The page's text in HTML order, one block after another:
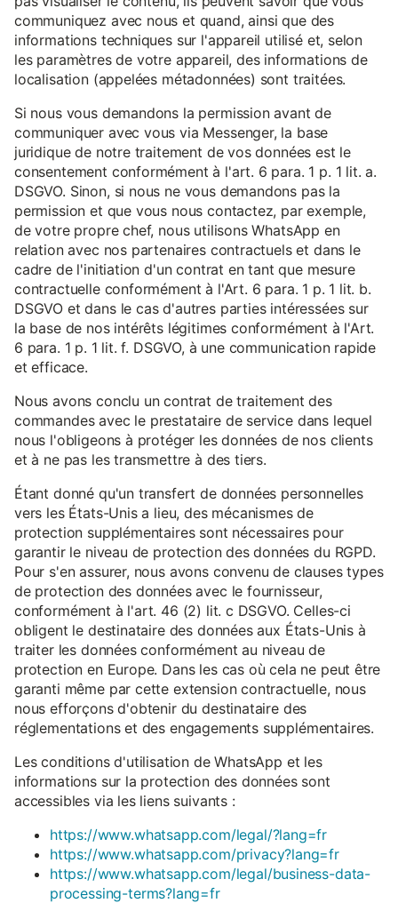
communiquez avec nous et quand, ainsi que des
informations techniques sur l'appareil utilisé et, selon
les paramètres de votre appareil, des informations de
localisation (appelées métadonnées) sont traitées.
Si nous vous demandons la permission avant de
communiquer avec vous via Messenger, la base
juridique de notre traitement de vos données est le
consentement conformément à l'art. 6 para. 1 p. 1 lit. a.
DSGVO. Sinon, si nous ne vous demandons pas la
permission et que vous nous contactez, par exemple,
de votre propre chef, nous utilisons WhatsApp en
relation avec nos partenaires contractuels et dans le
cadre de l'initiation d'un contrat en tant que mesure
contractuelle conformément à l'Art. 6 para. 1 p. 1 lit. b.
DSGVO et dans le cas d'autres parties intéressées sur
la base de nos intérêts légitimes conformément à l'Art.
6 para. 1 p. 1 lit. f. DSGVO, à une communication rapide
et efficace.
Nous avons conclu un contrat de traitement des
commandes avec le prestataire de service dans lequel
nous l'obligeons à protéger les données de nos clients
et à ne pas les transmettre à des tiers.
Étant donné qu'un transfert de données personnelles
vers les États-Unis a lieu, des mécanismes de
protection supplémentaires sont nécessaires pour
garantir le niveau de protection des données du RGPD.
Pour s'en assurer, nous avons convenu de clauses types
de protection des données avec le fournisseur,
conformément à l'art. 46 (2) lit. c DSGVO. Celles-ci
obligent le destinataire des données aux États-Unis à
traiter les données conformément au niveau de
protection en Europe. Dans les cas où cela ne peut être
garanti même par cette extension contractuelle, nous
nous efforçons d'obtenir du destinataire des
réglementations et des engagements supplémentaires.
Les conditions d'utilisation de WhatsApp et les
informations sur la protection des données sont
accessibles via les liens suivants :
https://www.whatsapp.com/legal/?lang=fr
https://www.whatsapp.com/privacy?lang=fr
https://www.whatsapp.com/legal/business-data-
processing-terms?lang=fr